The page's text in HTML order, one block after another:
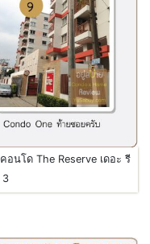
นโด The Reserve เดอะ รี
3